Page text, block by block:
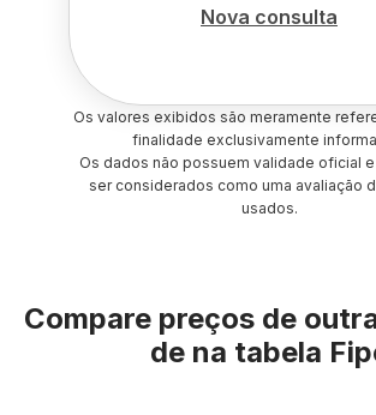
Nova consulta
Os valores exibidos são meramente
finalidade exclusivamente
Os dados não possuem validade oficial
ser considerados como uma avaliação
usados.
Compare preços de
de na tabela